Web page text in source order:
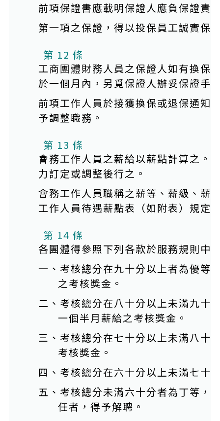
前項保證書應載明保證人應負保證責
第一項之保證，得以投保員工誠實保
第 12 條
工商團體財務人員之保證人如有換保
於一個月內，另覓保證人辦妥保證手
前項工作人員於接獲換保或退保通知
予調整職務。
本條文有附件
第 13 條
會務工作人員之薪給以薪點計算之。
力訂定或調整後行之。
會務工作人員職稱之薪等、薪級、薪
工作人員待遇薪點表（如附表）規定
第 14 條
各團體得參照下列各款於服務規則中
一、考核總分在九十分以上者為優等
之考核獎金。
二、考核總分在八十分以上未滿九十
一個半月薪給之考核獎金。
三、考核總分在七十分以上未滿八十
考核獎金。
四、考核總分在六十分以上未滿七十
五、考核總分未滿六十分者為丁等，
任者，得予解聘。